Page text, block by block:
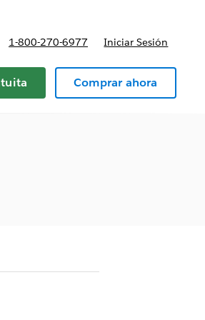
1-800-270-6977 Iniciar Sesión
Comprar ahora